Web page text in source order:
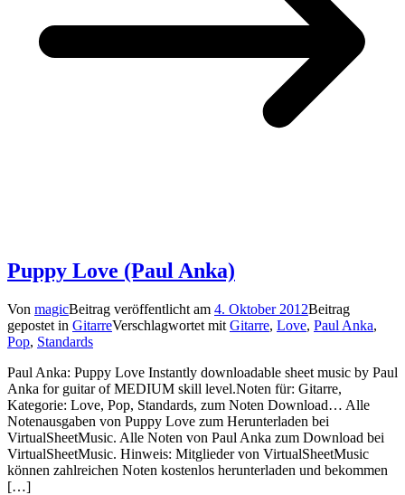
Puppy Love (Paul Anka)
Von magicBeitrag veröffentlicht am 4. Oktober 2012Beitrag
gepostet in GitarreVerschlagwortet mit Gitarre, Love, Paul Anka,
Pop, Standards
Paul Anka: Puppy Love Instantly downloadable sheet music by Paul
Anka for guitar of MEDIUM skill level.Noten für: Gitarre,
Kategorie: Love, Pop, Standards, zum Noten Download… Alle
Notenausgaben von Puppy Love zum Herunterladen bei
VirtualSheetMusic. Alle Noten von Paul Anka zum Download bei
VirtualSheetMusic. Hinweis: Mitglieder von VirtualSheetMusic
können zahlreichen Noten kostenlos herunterladen und bekommen
[…]